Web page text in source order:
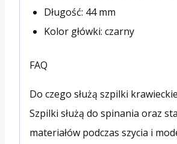
Długość: 44 mm
Kolor główki: czarny
FAQ
Do czego służą szpilki
Szpilki służą do spinania oraz
materiałów podczas szycia i